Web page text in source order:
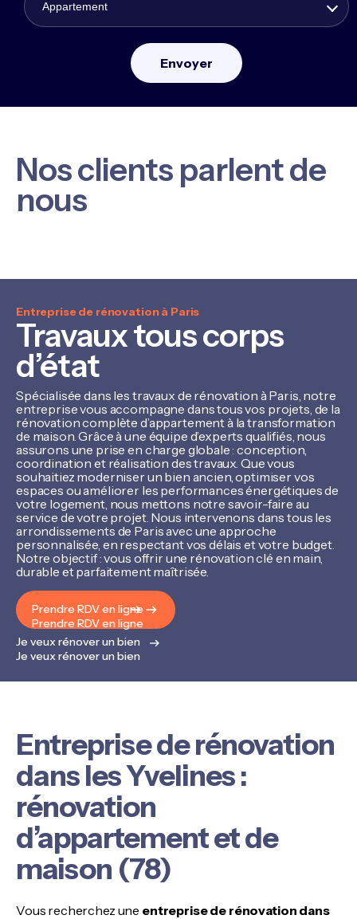
Appartement
Nos clients parlent de
nous
Entreprise de rénovation à Paris
Travaux tous corps
d’état
Spécialisée dans les travaux de rénovation à Paris, notre
entreprise vous accompagne dans tous vos projets, de la
rénovation complète d’appartement à la transformation
de maison. Grâce à une équipe d’experts qualifiés, nous
assurons une prise en charge globale : conception,
coordination et réalisation des travaux. Que vous
souhaitiez moderniser un bien ancien, optimiser vos
espaces ou améliorer les performances énergétiques de
votre logement, nous mettons notre savoir-faire au
service de votre projet. Nous intervenons dans tous les
arrondissements de Paris avec une approche
personnalisée, en respectant vos délais et votre budget.
Notre objectif : vous offrir une rénovation clé en main,
durable et parfaitement maîtrisée.
Prendre RDV en ligne
Prendre RDV en ligne
Je veux rénover un bien
Je veux rénover un bien
Entreprise de rénovation
dans les Yvelines :
rénovation
d’appartement et de
maison (78)
Vous recherchez une entreprise de rénovation dans